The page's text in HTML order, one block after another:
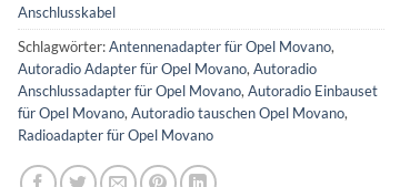
Anschlusskabel
Schlagwörter:Antennenadapter für Opel Movano,
Autoradio Adapter für Opel Movano, Autoradio
Anschlussadapter für Opel Movano, Autoradio Einbauset
für Opel Movano, Autoradio tauschen Opel Movano,
Radioadapter für Opel Movano